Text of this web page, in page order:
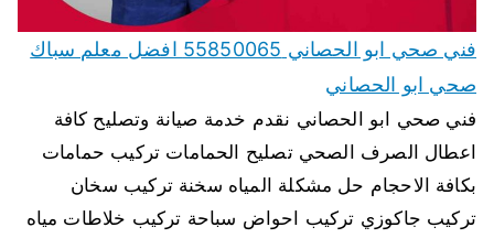
فني صحي ابو الحصاني 55850065 افضل معلم سباك
صحي ابو الحصاني
فني صحي ابو الحصاني نقدم خدمة صيانة وتصليح كافة
اعطال الصرف الصحي تصليح الحمامات تركيب حمامات
بكافة الاحجام حل مشكلة المياه سخنة تركيب سخان
تركيب جاكوزي تركيب احواض سباحة تركيب خلاطات مياه